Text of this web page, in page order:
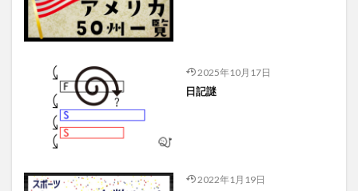
2025年10月17日
日記謎
2022年1月19日